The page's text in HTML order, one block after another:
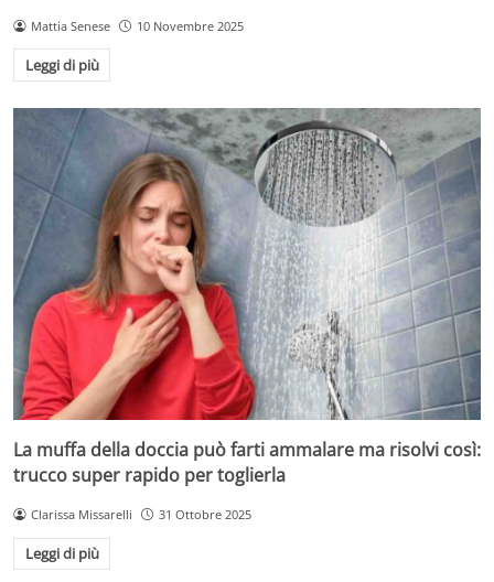
Mattia Senese 10 Novembre 2025
Leggi di più
La muffa della doccia può farti ammalare ma risolvi così:
trucco super rapido per toglierla
Clarissa Missarelli 31 Ottobre 2025
Leggi di più